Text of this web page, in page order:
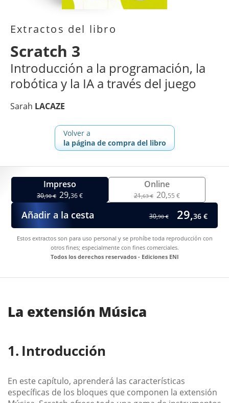
Extractos del libro
Scratch 3
Introducción a la programación, la
robótica y la IA a través del juego
Sarah LACAZE
Volver a
la página de compra del libro
Impreso
30,90 € 29,36 €
Online
21,63 € 20,55 €
Añadir a la cesta 30,90 € 29,36 €
Estos extractos son para uso personal y se prohíbe toda reproducción con
otros fines; especialmente con fines comerciales.
Todos los derechos reservados - Ediciones ENI
La extensión Música
Introducción
En este capítulo, aprenderá las características
específicas de los bloques que componen la extensión